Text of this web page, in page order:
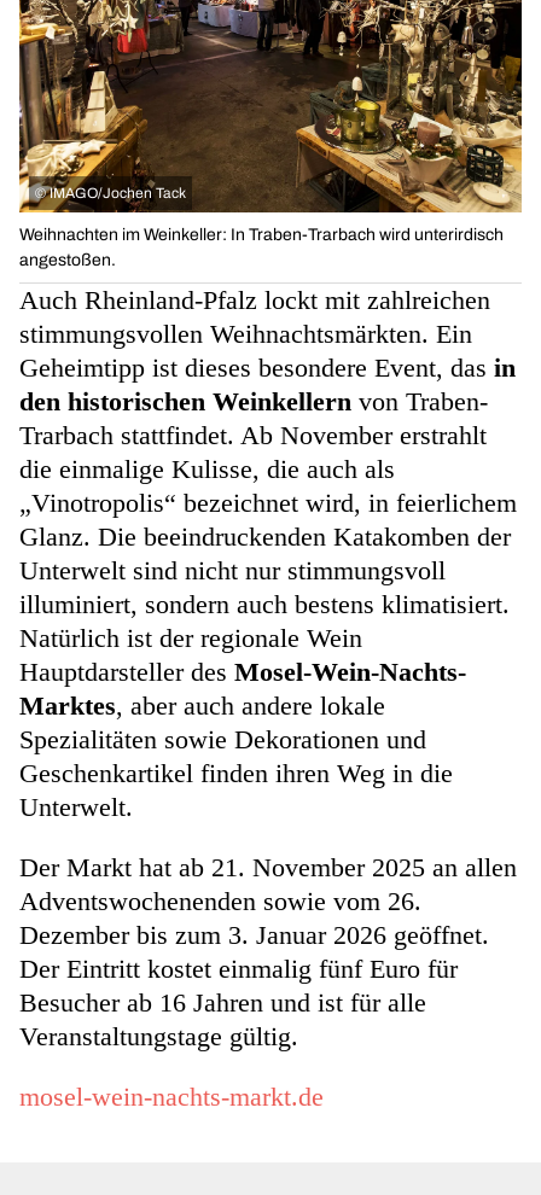
© IMAGO/Jochen Tack
Weihnachten im Weinkeller: In Traben-Trarbach wird unterirdisch
angestoßen.
Auch Rheinland-Pfalz lockt mit zahlreichen
stimmungsvollen Weihnachtsmärkten. Ein
Geheimtipp ist dieses besondere Event, das in
den historischen Weinkellern von Traben-
Trarbach stattfindet. Ab November erstrahlt
die einmalige Kulisse, die auch als
„Vinotropolis“ bezeichnet wird, in feierlichem
Glanz. Die beeindruckenden Katakomben der
Unterwelt sind nicht nur stimmungsvoll
illuminiert, sondern auch bestens klimatisiert.
Natürlich ist der regionale Wein
Hauptdarsteller des Mosel-Wein-Nachts-
Marktes, aber auch andere lokale
Spezialitäten sowie Dekorationen und
Geschenkartikel finden ihren Weg in die
Unterwelt.
Der Markt hat ab 21. November 2025 an allen
Adventswochenenden sowie vom 26.
Dezember bis zum 3. Januar 2026 geöffnet.
Der Eintritt kostet einmalig fünf Euro für
Besucher ab 16 Jahren und ist für alle
Veranstaltungstage gültig.
mosel-wein-nachts-markt.de